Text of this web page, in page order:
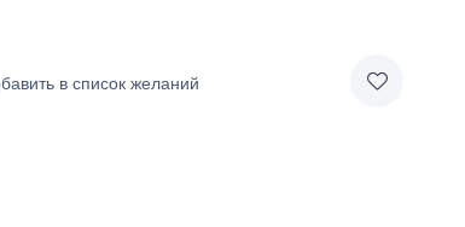
в список желаний